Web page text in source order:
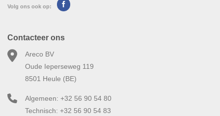
Volg ons ook op:
Contacteer ons
Areco BV
Oude Ieperseweg 119
8501 Heule (BE)
Algemeen: +32 56 90 54 80
Technisch: +32 56 90 54 83